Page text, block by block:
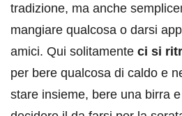
tradizione, ma anche
mangiare qualcosa o darsi
amici. Qui solitamente ci si
per bere qualcosa di caldo e
stare insieme, bere una birra